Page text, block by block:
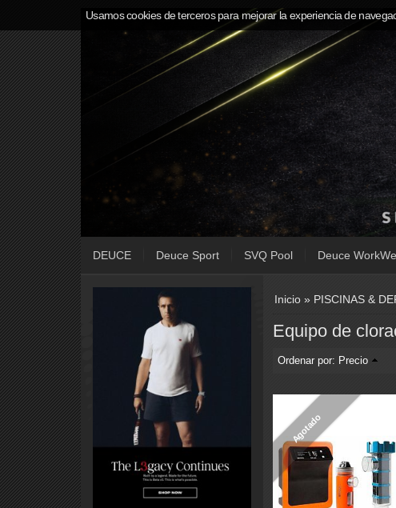
DEUCE Deuce Sport SVQ Pool Deuce
Inicio» PISCINAS &
Equipo de
Ordenar por: Precio
Agotado
Usamos cookies de terceros para mejorar la experiencia de